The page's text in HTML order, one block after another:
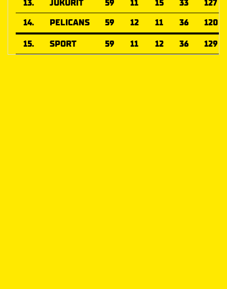
13. JUKURIT 59 11 15 33
127
14.
PELICANS 59 12 11 36
120
15.
SPORT 59 11 12 36 129